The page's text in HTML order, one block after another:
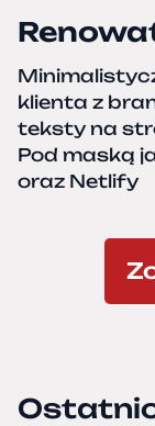
klienta z
teksty na
Pod maską
oraz Netlify